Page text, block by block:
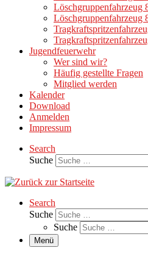
Löschgruppenfahrzeug
Löschgruppenfahrzeug
Jugendfeuerwehr
Wer sind wir?
Häufig gestellte Fragen
Mitglied werden
Kalender
Download
Anmelden
Impressum
Search
Suche
Search
Suche
Suche
Menü